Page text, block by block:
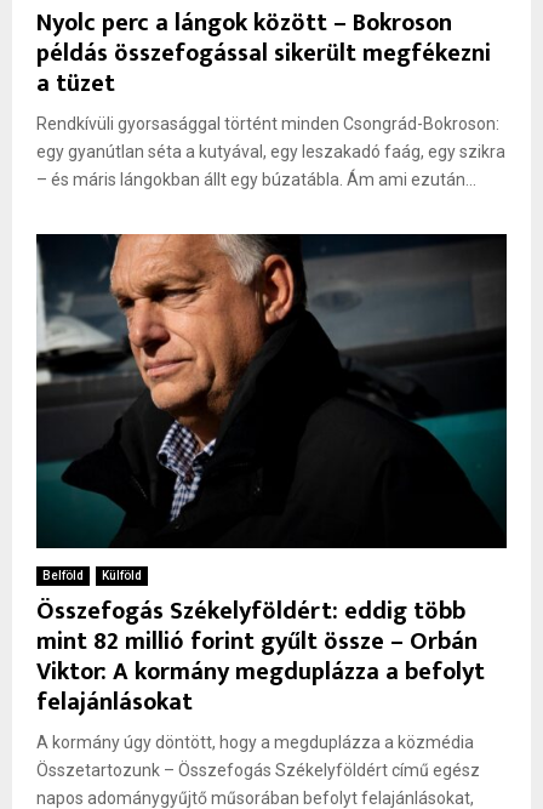
Nyolc perc a lángok között – Bokroson
példás összefogással sikerült megfékezni
a tüzet
Rendkívüli gyorsasággal történt minden Csongrád-Bokroson:
egy gyanútlan séta a kutyával, egy leszakadó faág, egy szikra
– és máris lángokban állt egy búzatábla. Ám ami ezután...
Belföld Külföld
Összefogás Székelyföldért: eddig több
mint 82 millió forint gyűlt össze – Orbán
Viktor: A kormány megduplázza a befolyt
felajánlásokat
A kormány úgy döntött, hogy a megduplázza a közmédia
Összetartozunk – Összefogás Székelyföldért című egész
napos adománygyűjtő műsorában befolyt felajánlásokat,